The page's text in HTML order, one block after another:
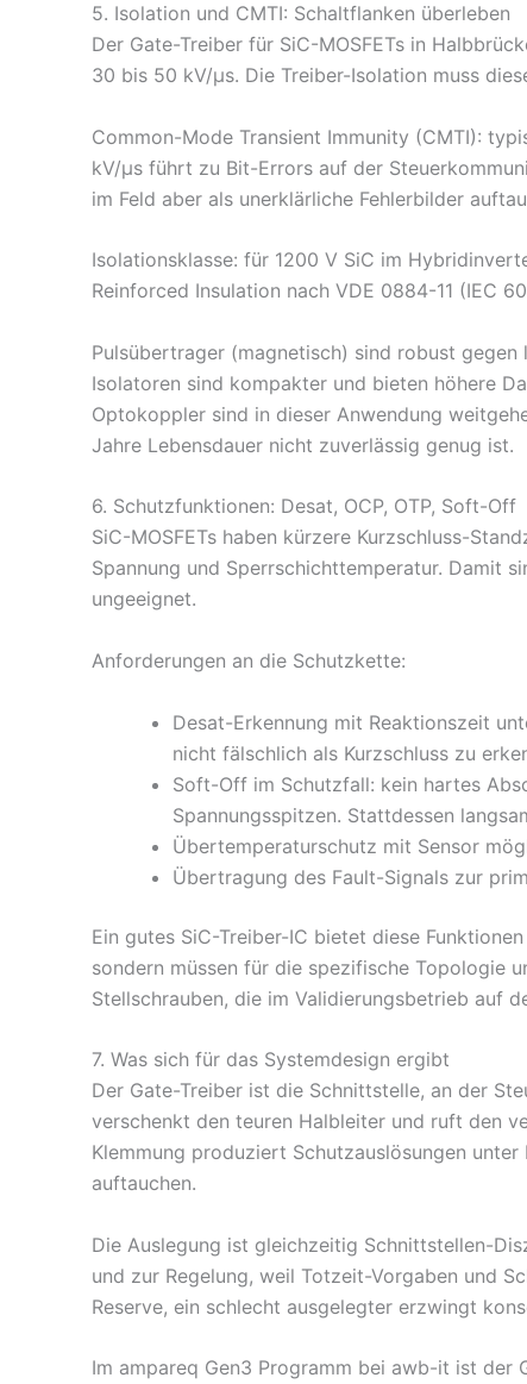
5. Isolation und CMTI: Schaltflanken überleben
Der Gate-Treiber für SiC-MOSFETs in
30 bis 50 kV/µs. Die Treiber-Isolation muss
Common-Mode Transient Immunity (CMTI):
kV/µs führt zu Bit-Errors auf der
im Feld aber als unerklärliche Fehlerbilder
Isolationsklasse: für 1200 V SiC im
Reinforced Insulation nach VDE 0884-11 (IEC
Pulsübertrager (magnetisch) sind robust
Isolatoren sind kompakter und bieten höhere
Optokoppler sind in dieser Anwendung
Jahre Lebensdauer nicht zuverlässig genug ist.
6. Schutzfunktionen: Desat, OCP, OTP, Soft-Off
SiC-MOSFETs haben kürzere Kurzschluss-
Spannung und Sperrschichttemperatur. Damit
ungeeignet.
Anforderungen an die Schutzkette:
Desat-Erkennung mit Reaktionszeit
nicht fälschlich als Kurzschluss zu
Soft-Off im Schutzfall: kein hartes
Spannungsspitzen. Stattdessen
Übertemperaturschutz mit Sensor
Übertragung des Fault-Signals zur
Ein gutes SiC-Treiber-IC bietet diese
sondern müssen für die spezifische Topologie
Stellschrauben, die im Validierungsbetrieb auf
7. Was sich für das Systemdesign ergibt
Der Gate-Treiber ist die Schnittstelle, an der
verschenkt den teuren Halbleiter und ruft den
Klemmung produziert Schutzauslösungen
auftauchen.
Die Auslegung ist gleichzeitig Schnittstellen-
und zur Regelung, weil Totzeit-Vorgaben und
Reserve, ein schlecht ausgelegter erzwingt
Im ampareq Gen3 Programm bei awb-it ist der